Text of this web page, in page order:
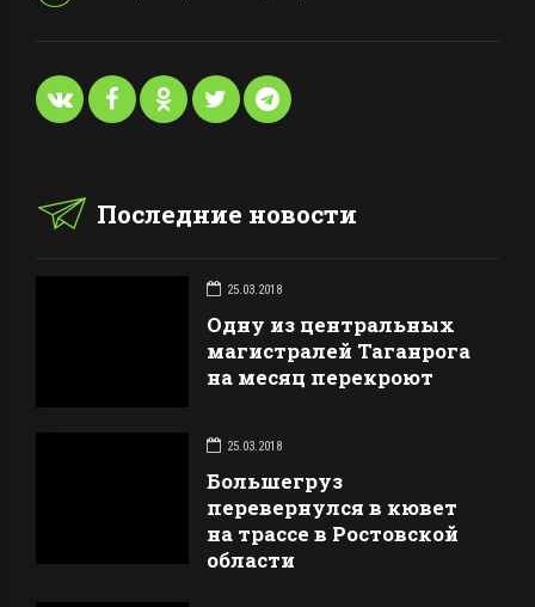
Последние новости
25.03.2018
Одну из центральных
магистралей Таганрога
на месяц перекроют
25.03.2018
Большегруз
перевернулся в кювет
на трассе в Ростовской
области